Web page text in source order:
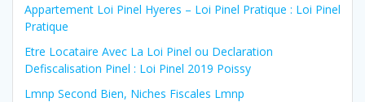
Appartement Loi Pinel Hyeres – Loi Pinel Pratique : Loi Pinel
Pratique
Etre Locataire Avec La Loi Pinel ou Declaration
Defiscalisation Pinel : Loi Pinel 2019 Poissy
Lmnp Second Bien, Niches Fiscales Lmnp